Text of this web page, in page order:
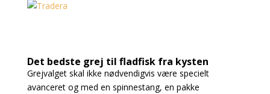
Det bedste grej til fladfisk fra kysten
Grejvalget skal ikke nødvendigvis være specielt
avanceret og med en spinnestang, en pakke